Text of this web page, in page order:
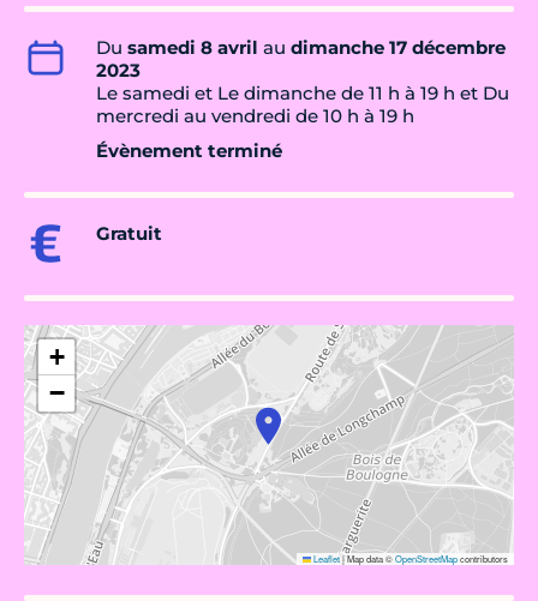
Du samedi 8 avril au dimanche 17 décembre
2023
Le samedi et Le dimanche de 11 h à 19 h et Du
mercredi au vendredi de 10 h à 19 h
Évènement terminé
Gratuit
+
−
Leaflet|Map data ©OpenStreetMapcontributors